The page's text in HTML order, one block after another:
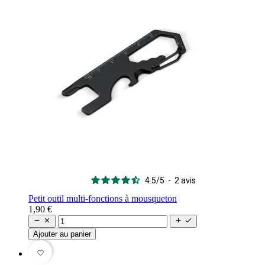
4.5/5 - 2 avis
Petit outil multi-fonctions à mousqueton
1,90 €
   
Ajouter au panier
favorite_border